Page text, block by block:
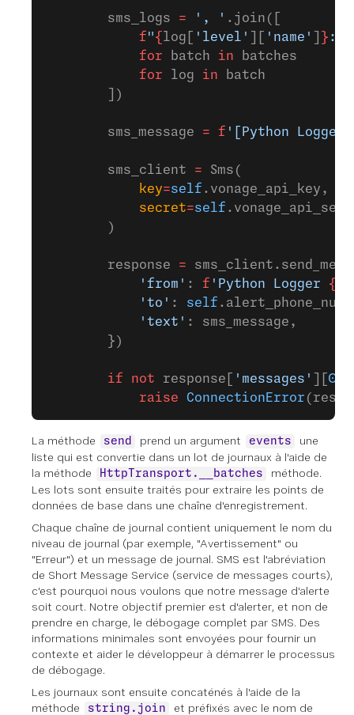
        sms_logs
= ', ' .join([
            f
"{ log[ 'level' 'name' } :
            for
batch in batches
            for
log in batch
        ])
        sms_message
= f '[Python Logger
        sms_client
= Sms(
            key
=self .vonage_api_key,
            secret
=self
        )
        response
=
            'from'
: f 'Python Logger {
            'to'
: self
            'text'
: sms_message,
        })
        if
not response[ 'messages' 0
            raise
ConnectionError
La méthode send prend un argument events
une
liste qui est convertie dans un lot de journaux à l'aide de
la méthode
HttpTransport.__batches
méthode.
Les lots sont ensuite traités pour extraire les points de
données de base dans une chaîne d'enregistrement.
Chaque chaîne de journal contient uniquement le nom du
niveau de journal (par exemple, "Avertissement" ou
"Erreur") et un message de journal. SMS est l'abréviation
de Short Message Service (service de messages courts),
c'est pourquoi nous voulons que notre message d'alerte
soit court. Notre objectif premier est d'alerter, et non de
prendre en charge, le débogage complet par SMS. Des
informations minimales sont envoyées pour fournir un
contexte et aider le développeur à démarrer le processus
de débogage.
Les journaux sont ensuite concaténés à l'aide de la
méthode
string.join et préfixés avec le nom de